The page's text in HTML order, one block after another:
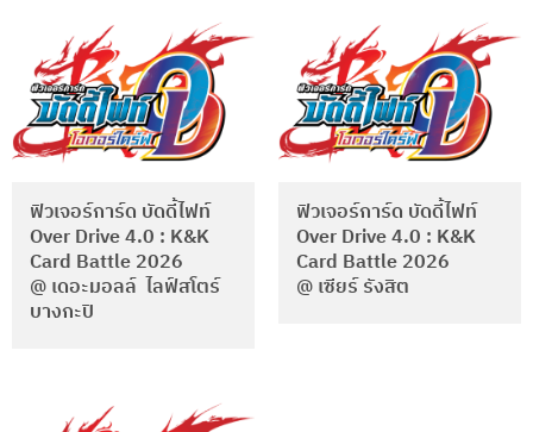
ฟิวเจอร์การ์ด บัดดี้ไฟท์
Over Drive 4.0 : K&K
Card Battle 2026
@ เดอะมอลล์ ไลฟ์สโตร์
บางกะปิ
ฟิวเจอร์การ์ด บัดดี้ไฟท์
Over Drive 4.0 : K&K
Card Battle 2026
@ เซียร์ รังสิต